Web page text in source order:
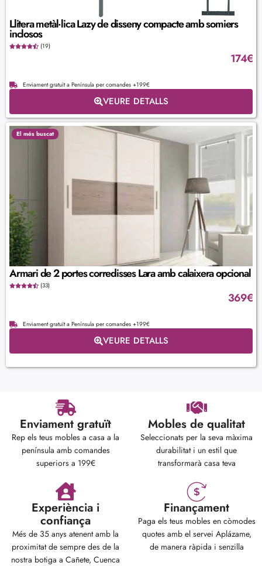
Llitera metàl·lica Lazy de disseny compacte amb somiers
inclosos
(19)
174€
Enviament gratuït a Península per comandes +199€
VEURE DETALLS
El més buscat
Armari de 2 portes corredisses Lara amb calaixera opcional
(33)
369€
Enviament gratuït a Península per comandes +199€
VEURE DETALLS
Enviament gratuït
Rep els teus mobles a casa a la
península amb comandes
superiors a 199€
Mobles de qualitat
Seleccionats per la seva màxima
durabilitat i un estil que
transformarà casa teva
Experiència i
confiança
Més de 35 anys atenent amb la
proximitat de sempre des de la
nostra botiga a Cañete, Cuenca
Finançament
Paga els teus mobles en còmodes
quotes amb el servei Aplázame,
de manera ràpida i senzilla